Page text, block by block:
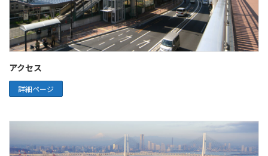
アクセス
詳細ページ